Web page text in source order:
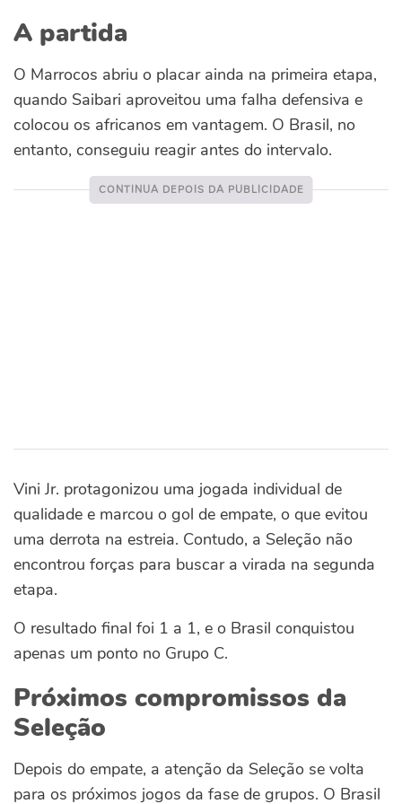
A partida
O Marrocos abriu o placar ainda na primeira etapa,
quando Saibari aproveitou uma falha defensiva e
colocou os africanos em vantagem. O Brasil, no
entanto, conseguiu reagir antes do intervalo.
Vini Jr. protagonizou uma jogada individual de
qualidade e marcou o gol de empate, o que evitou
uma derrota na estreia. Contudo, a Seleção não
encontrou forças para buscar a virada na segunda
etapa.
O resultado final foi 1 a 1, e o Brasil conquistou
apenas um ponto no Grupo C.
Próximos compromissos da
Seleção
Depois do empate, a atenção da Seleção se volta
para os próximos jogos da fase de grupos. O Brasil